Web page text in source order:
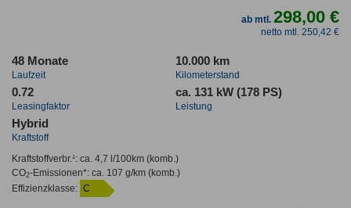
ab mtl.298,00 €
netto mtl. 250,42 €
48 Monate
Laufzeit
10.000 km
Kilometerstand
0.72
Leasingfaktor
ca. 131 kW (178 PS)
Leistung
Hybrid
Kraftstoff
Kraftstoffverbr.¹: ca. 4,7 l/100km(komb.)
CO2-Emissionen*: ca. 107 g/km(komb.)
Effizienzklasse: C